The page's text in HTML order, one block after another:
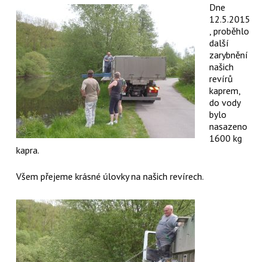
Dne
12.5.2015
, proběhlo
další
zarybnění
našich
revírů
kaprem,
do vody
bylo
nasazeno
1600 kg
kapra.
Všem přejeme krásné úlovky na našich revírech.